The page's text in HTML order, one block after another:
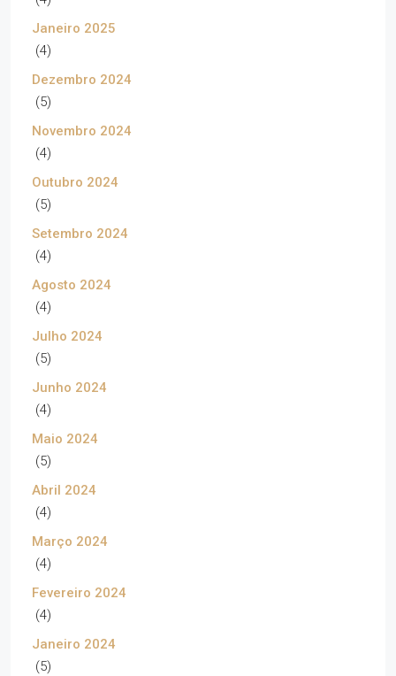
Janeiro 2025
(4)
Dezembro 2024
(5)
Novembro 2024
(4)
Outubro 2024
(5)
Setembro 2024
(4)
Agosto 2024
(4)
Julho 2024
(5)
Junho 2024
(4)
Maio 2024
(5)
Abril 2024
(4)
Março 2024
(4)
Fevereiro 2024
(4)
Janeiro 2024
(5)